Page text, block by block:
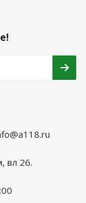
вл 26.